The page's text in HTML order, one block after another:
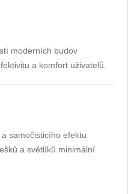
moderních budov
a komfort uživatelů.
samočisticího efektu
a světlíků minimální